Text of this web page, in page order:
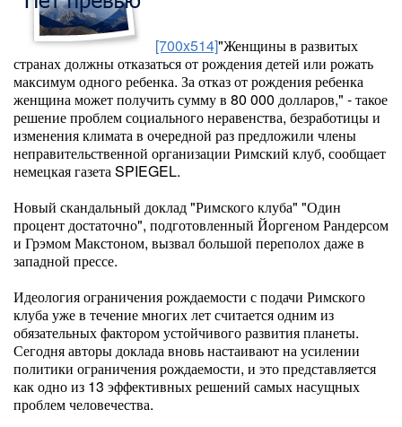
[700x514]"Женщины в развитых
странах должны отказаться от рождения детей или рожать
максимум одного ребенка. За отказ от рождения ребенка
женщина может получить сумму в 80 000 долларов," - такое
решение проблем социального неравенства, безработицы и
изменения климата в очередной раз предложили члены
неправительственной организации Римский клуб, сообщает
немецкая газета SPIEGEL.
Новый скандальный доклад "Римского клуба" "Один
процент достаточно", подготовленный Йоргеном Рандерсом
и Грэмом Макстоном, вызвал большой переполох даже в
западной прессе.
Идеология ограничения рождаемости с подачи Римского
клуба уже в течение многих лет считается одним из
обязательных фактором устойчивого развития планеты.
Сегодня авторы доклада вновь настаивают на усилении
политики ограничения рождаемости, и это представляется
как одно из 13 эффективных решений самых насущных
проблем человечества.